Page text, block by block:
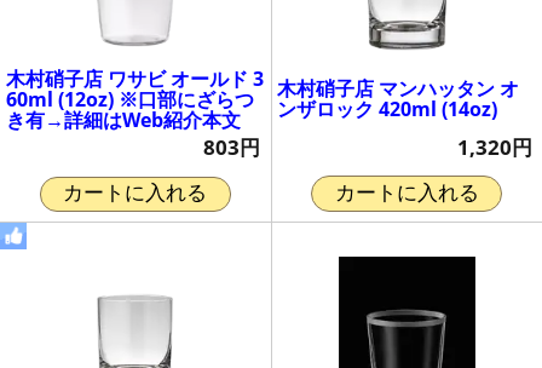
木村硝子店 ワサビ オールド 3
60ml (12oz) ※口部にざらつ
き有→詳細はWeb紹介本文
803円
カートに入れる
木村硝子店 マンハッタン オ
ンザロック 420ml (14oz)
1,320円
カートに入れる